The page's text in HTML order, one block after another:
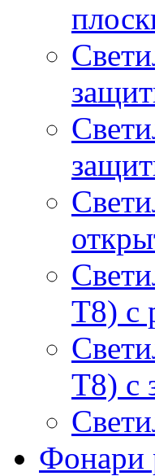
T8) с
T8) с
Фонари